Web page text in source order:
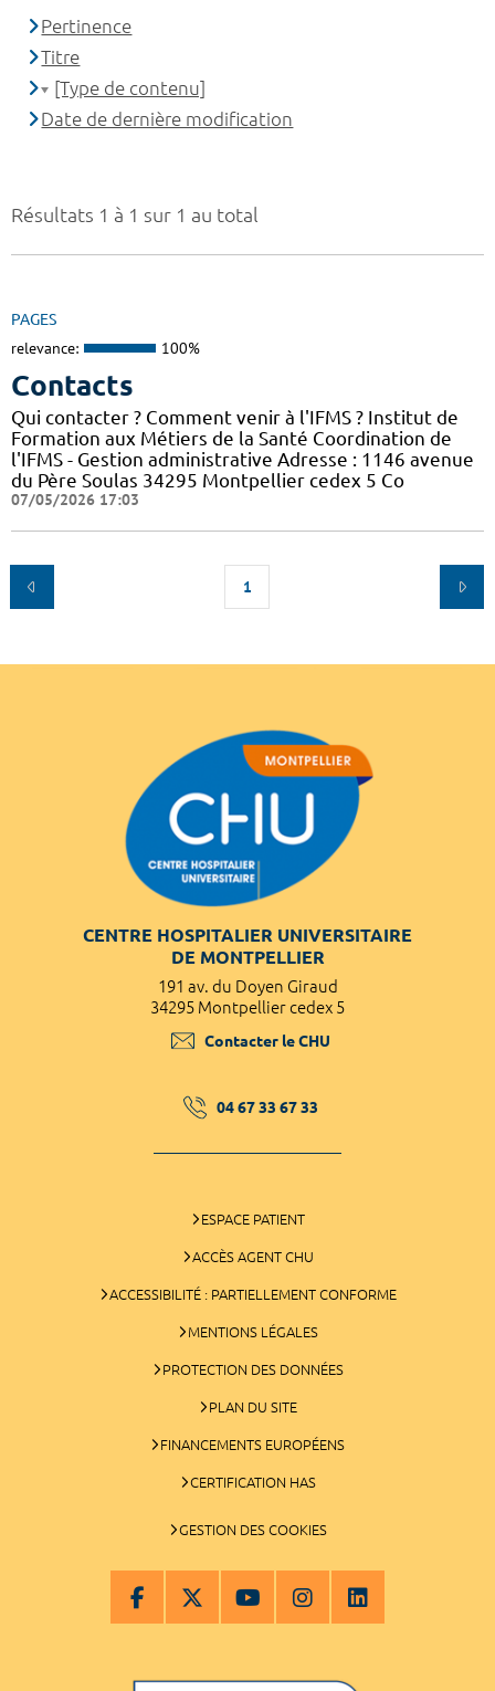
Résultats 1 à 1 sur 1 au total
PAGES
relevance: 100%
Contacts
Qui contacter ? Comment venir à l'IFMS ? Institut de
Formation aux Métiers de la Santé Coordination de
l'IFMS - Gestion administrative Adresse : 1146 avenue
du Père Soulas 34295 Montpellier cedex 5 Co
07/05/2026 17:03
1
Pertinence
Titre
[Type de contenu]
Date de dernière modification
CENTRE HOSPITALIER UNIVERSITAIRE
DE MONTPELLIER
191 av. du Doyen Giraud
34295 Montpellier cedex 5
Contacter le CHU
04 67 33 67 33
ESPACE PATIENT
ACCÈS AGENT CHU
ACCESSIBILITÉ : PARTIELLEMENT CONFORME
MENTIONS LÉGALES
PROTECTION DES DONNÉES
PLAN DU SITE
FINANCEMENTS EUROPÉENS
CERTIFICATION HAS
GESTION DES COOKIES